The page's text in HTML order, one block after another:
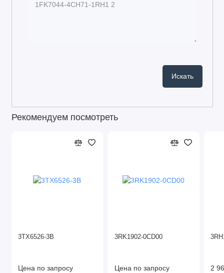
Рекомендуем посмотреть
3TX6526-3B
Цена по запросу
3RK1902-0CD00
Цена по запросу 2